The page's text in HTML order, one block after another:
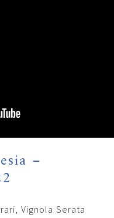
–
Vignola Serata